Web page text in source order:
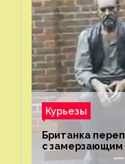
Курьезы
Британка
с замерзающим
о помощи